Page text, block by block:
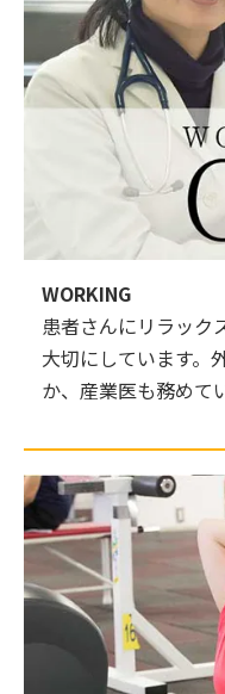
WORKING
患者さんにリラック
大切にしています。
か、産業医も務めて